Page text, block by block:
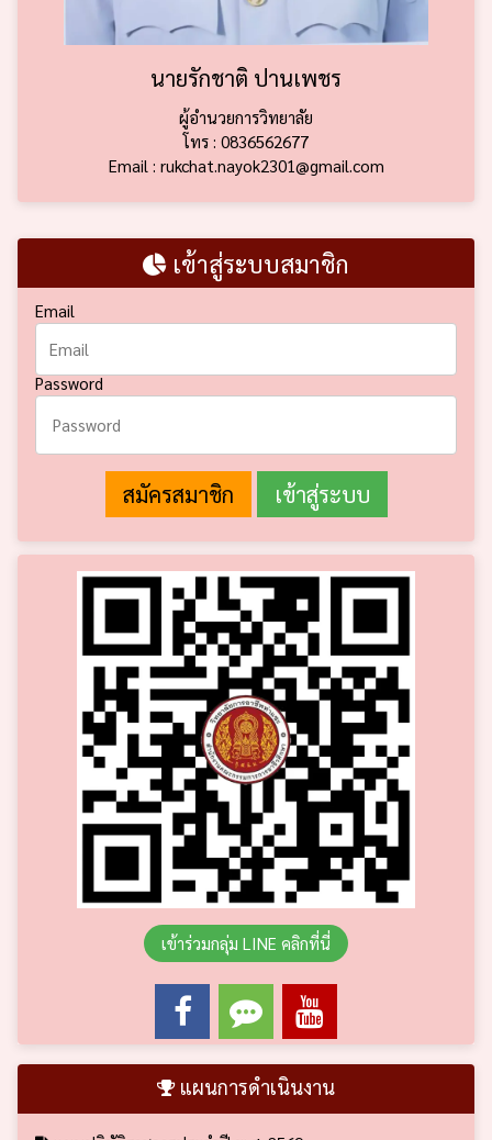
นายรักชาติ ปานเพชร
ผู้อำนวยการวิทยาลัย
โทร : 0836562677
Email : rukchat.nayok2301@gmail.com
เข้าสู่ระบบสมาชิก
Email
Password
สมัครสมาชิก
เข้าร่วมกลุ่ม LINE คลิกที่นี่
แผนการดำเนินงาน